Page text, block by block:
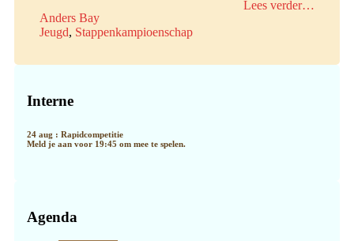
Lees verder…
Anders Bay
Jeugd, Stappenkampioenschap
Sidebar
Interne
24 aug : Rapidcompetitie
Meld je aan voor 19:45 om mee te spelen.
Agenda